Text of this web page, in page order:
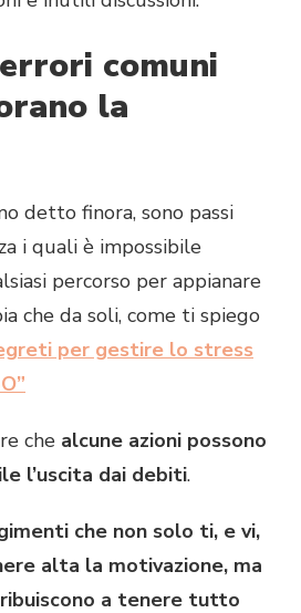
comuni
la
detto finora, sono passi
i quali è impossibile
percorso per appianare
che da soli, come ti spiego
per gestire lo stress
che alcune azioni possono
l’uscita dai debiti.
che non solo ti, e vi,
alta la motivazione, ma
a tenere tutto